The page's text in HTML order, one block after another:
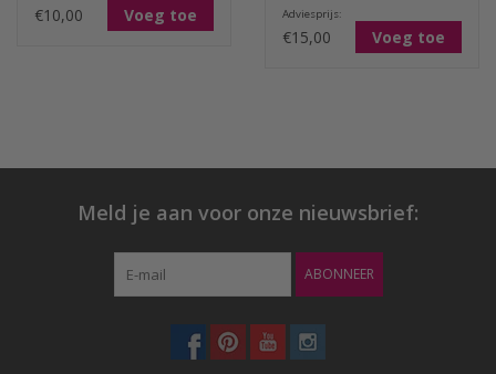
€10,00 Voeg toe Adviesprijs:
€15,00 Voeg toe
Meld je aan voor onze nieuwsbrief:
ABONNEER